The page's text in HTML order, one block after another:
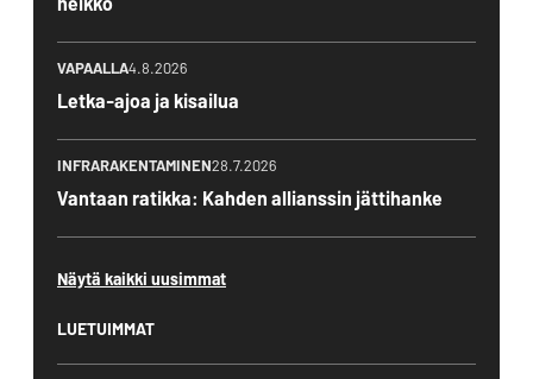
VAPAALLA4.8.2026
Letka-ajoa ja kisailua
INFRARAKENTAMINEN28.7.2026
Vantaan ratikka: Kahden allianssin jättihanke
Näytä kaikki uusimmat
LUETUIMMAT